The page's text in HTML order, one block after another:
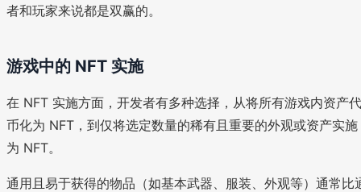
者和玩家来说都是双赢的。
游戏中的 NFT 实施
在 NFT 实施方面，开发者有多种选择，从将所有游戏内资产代
币化为 NFT，到仅将选定数量的稀有且重要的外观或资产实施
为 NFT。
通用且易于获得的物品（如基本武器、服装、外观等）通常比